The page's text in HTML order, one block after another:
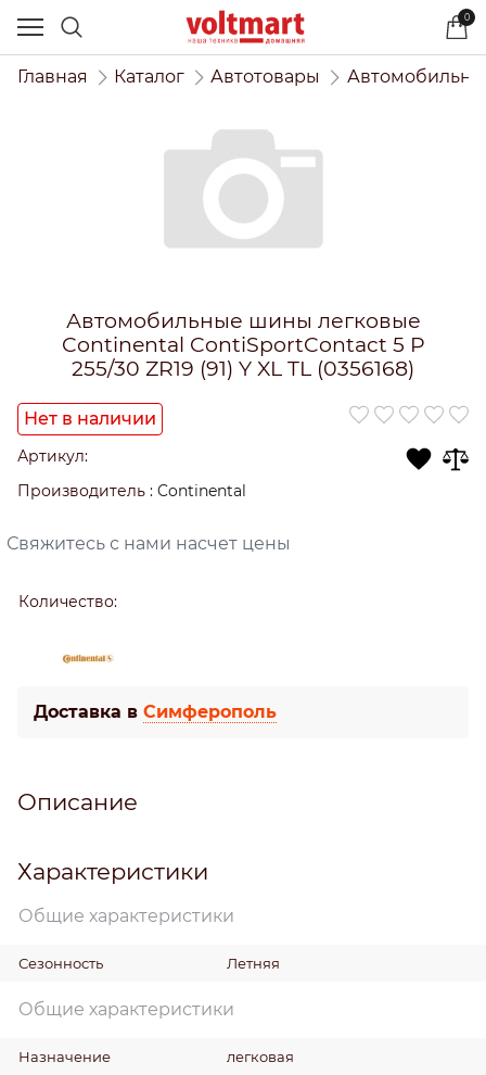
0
Главная Каталог Автотовары
Автомобильные шины легковые
Continental ContiSportContact 5 P
255/30 ZR19 (91) Y XL TL (0356168)
Нет в наличии
Артикул:
Производитель : Continental
Свяжитесь с нами насчет цены
Количество:
Доставка в Симферополь
Описание
Характеристики
Общие характеристики
Сезонность Летняя
Общие характеристики
Назначение легковая